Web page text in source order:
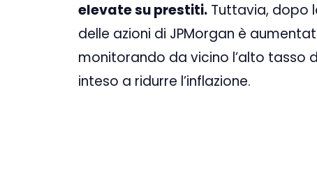
elevate su prestiti. Tuttavia, dopo
delle azioni di JPMorgan è
monitorando da vicino l’alto tasso
inteso a ridurre l’inflazione.